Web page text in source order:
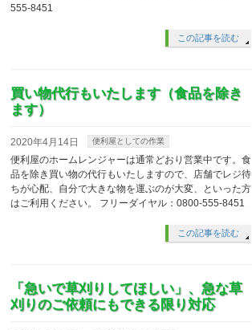
555-8451
この記事を読む
買い物代行もいたします（食品を除き
ます）
2020年4月14日 便利屋としての作業
便利屋のホームレンジャーは通常どおり営業中です。食
品を除き買い物の代行もいたしますので、店舗でレジ待
ちが心配、自分で大きな物を運ぶのが大変、といった方
はご利用ください。 フリーダイヤル：0800-555-8451
この記事を読む
「急いで草刈りしてほしい」、急な草
刈りのご依頼にもできる限り対応